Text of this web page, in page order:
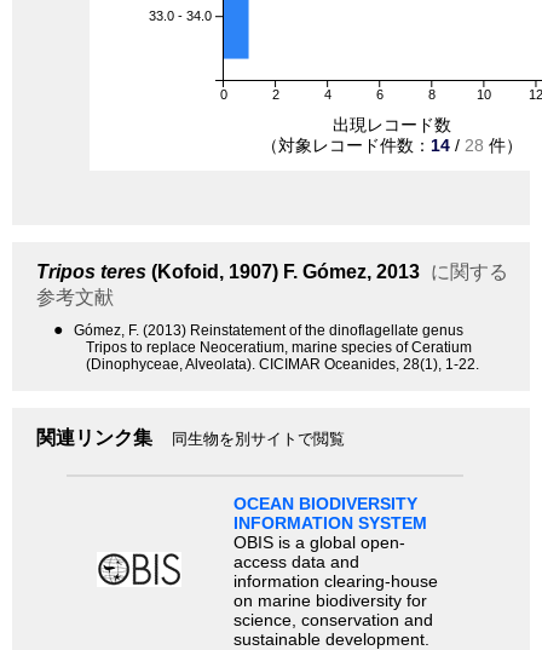
0 2 4 6 8 10 12
33.0 - 34.0
出現レコード数
（対象レコード件数： 14 / 28 件）
Tripos teres (Kofoid, 1907) F. Gómez, 2013 に関する
参考文献
●
Gómez, F. (2013) Reinstatement of the dinoflagellate genus
Tripos to replace Neoceratium, marine species of Ceratium
(Dinophyceae, Alveolata). CICIMAR Oceanides, 28(1), 1-22.
関連リンク集 同生物を別サイトで閲覧
OCEAN BIODIVERSITY
INFORMATION SYSTEM
OBIS is a global open-
access data and
information clearing-house
on marine biodiversity for
science, conservation and
sustainable development.